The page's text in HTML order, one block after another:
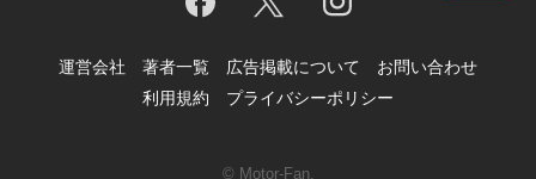
運営会社 著者一覧 広告掲載について
お問い合わせ
利用規約
プライバシーポリシー
© Motor-Fan.